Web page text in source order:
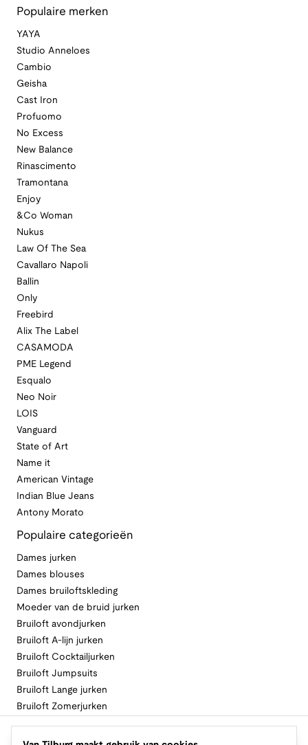
Populaire merken
YAYA
Studio Anneloes
Cambio
Geisha
Cast Iron
Profuomo
No Excess
New Balance
Rinascimento
Tramontana
Enjoy
&Co Woman
Nukus
Law Of The Sea
Cavallaro Napoli
Ballin
Only
Freebird
Alix The Label
CASAMODA
PME Legend
Esqualo
Neo Noir
LOIS
Vanguard
State of Art
Name it
American Vintage
Indian Blue Jeans
Antony Morato
Populaire categorieën
Dames jurken
Dames blouses
Dames bruiloftskleding
Moeder van de bruid jurken
Bruiloft avondjurken
Bruiloft A-lijn jurken
Bruiloft Cocktailjurken
Bruiloft Jumpsuits
Bruiloft Lange jurken
Bruiloft Zomerjurken